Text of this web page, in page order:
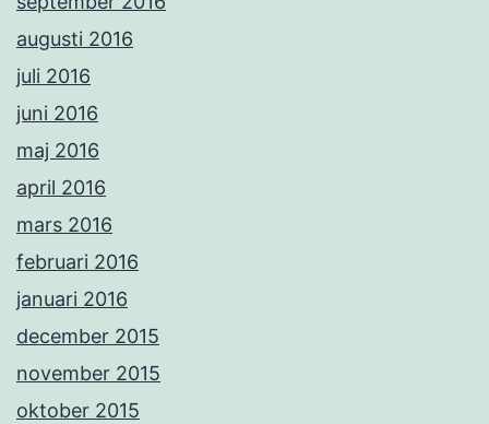
augusti 2016
juli 2016
juni 2016
maj 2016
april 2016
mars 2016
februari 2016
januari 2016
december 2015
november 2015
oktober 2015